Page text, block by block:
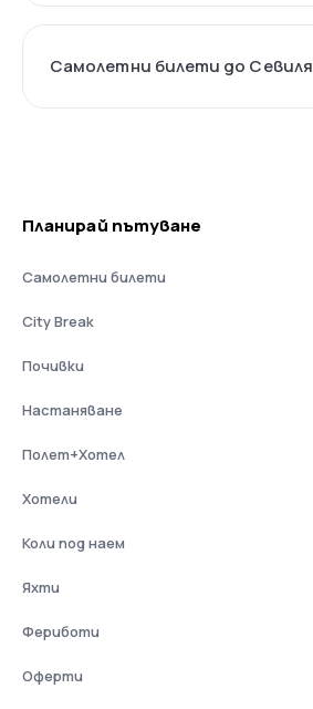
Самолетни билети до Севиля
Планирай пътуване
Самолетни билети
City Break
Почивки
Настаняване
Полет+Хотел
Хотели
Коли под наем
Яхти
Фериботи
Оферти